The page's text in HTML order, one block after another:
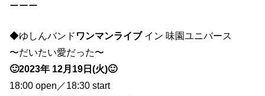
ーーー
◆ゆしんバンド ワンマンライブイン 味園ユニバース
〜だいたい愛だった〜
🙂2023年 12月19日(火)🙂
18:00 open／18:30 start